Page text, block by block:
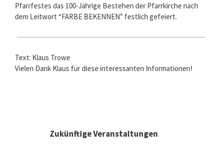
Pfarrfestes das 100-Jährige Bestehen der Pfarrkirche nach
dem Leitwort “FARBE BEKENNEN” festlich gefeiert.
Text: Klaus Trowe
Vielen Dank Klaus für diese interessanten Informationen!
Zukünftige Veranstaltungen